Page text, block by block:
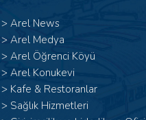
> Arel News
> Arel Medya
> Arel Öğrenci Köyü
> Arel Konukevi
> Kafe & Restoranlar
> Sağlık Hizmetleri